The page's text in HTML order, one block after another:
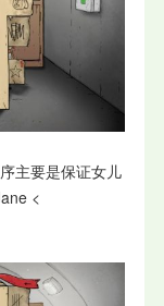
主要是保证女儿
<